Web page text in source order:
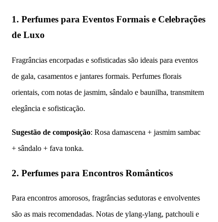
1. Perfumes para Eventos Formais e Celebrações
de Luxo
Fragrâncias encorpadas e sofisticadas são ideais para eventos
de gala, casamentos e jantares formais. Perfumes florais
orientais, com notas de jasmim, sândalo e baunilha, transmitem
elegância e sofisticação.
Sugestão de composição: Rosa damascena + jasmim sambac
+ sândalo + fava tonka.
2. Perfumes para Encontros Românticos
Para encontros amorosos, fragrâncias sedutoras e envolventes
são as mais recomendadas. Notas de ylang-ylang, patchouli e